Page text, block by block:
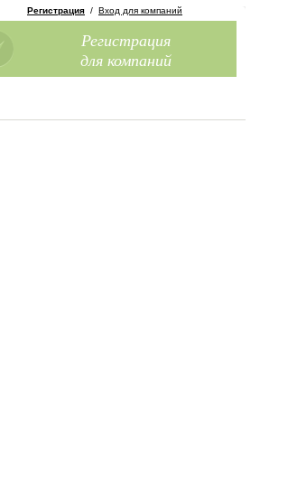
Регистрация / Вход для компаний
Регистрация
для компаний